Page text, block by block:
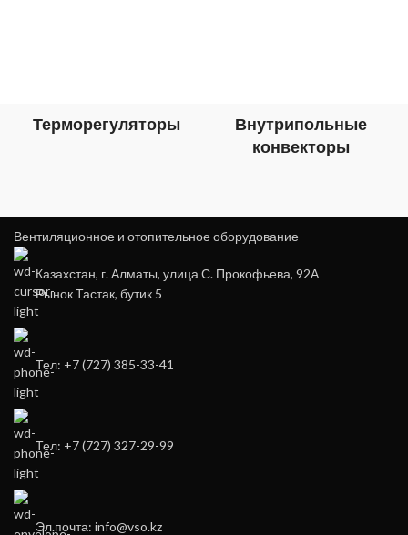
Терморегуляторы
Внутрипольные
конвекторы
Вентиляционное и отопительное оборудование
Казахстан, г. Алматы, улица С. Прокофьева, 92А
Рынок Тастак, бутик 5
Тел: +7 (727) 385-33-41
Тел: +7 (727) 327-29-99
Эл.почта: info@vso.kz